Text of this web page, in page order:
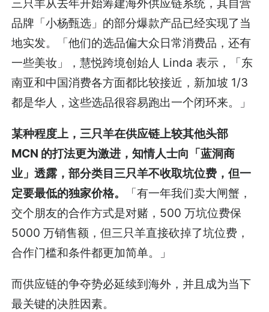
三只羊从去年开始筹建海外供应链系统，其自营
品牌「小杨甄选」的部分爆款产品已经实现了当
地实发。「他们的选品偏大众日常消费品，还有
一些美妆」，慧悦跨境创始人 Linda 表示，「东
南亚和中国消费各方面都比较接近，新加坡 1/3
都是华人，这些选品很容易跑出一个闭环来。」
某种程度上，三只羊在供应链上较其他头部
MCN 的打法更为激进，知情人士向「蓝洞商
业」透露，部分类目三只羊不收取坑位费，但一
定要最低的独家价格。
「有一年我们卖大闸蟹，
交个朋友的合作方式是对赌，500 万坑位费保
5000 万销售额，但三只羊直接砍掉了坑位费，
合作门槛和条件都更加简单。」
而供应链的争夺势必延续到海外，并且成为当下
最关键的决胜因素。